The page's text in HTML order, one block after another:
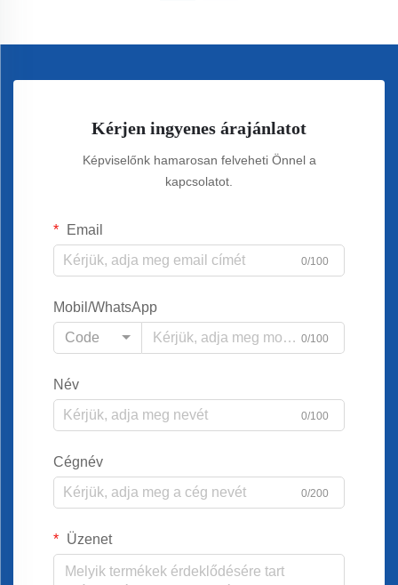
Kérjen ingyenes árajánlatot
Képviselőnk hamarosan felveheti Önnel a
kapcsolatot.
Email
0/100
Mobil/WhatsApp
Code
0/100
Név
0/100
Cégnév
0/200
Üzenet